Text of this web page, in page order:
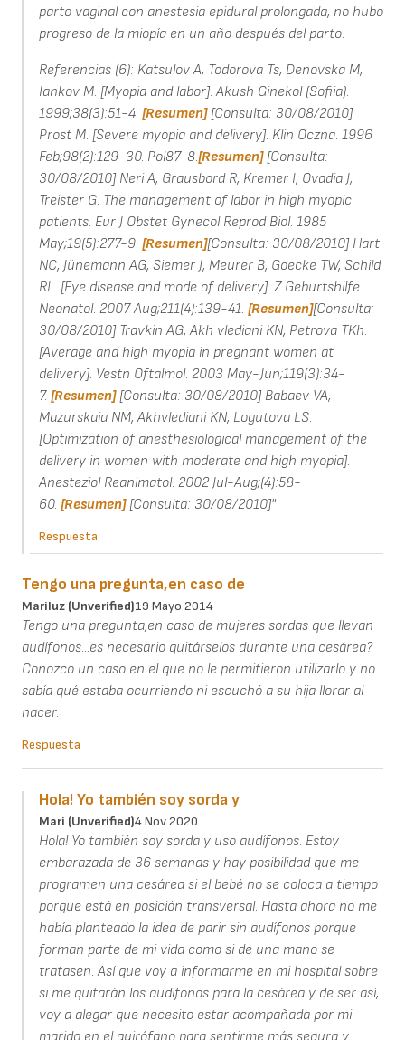
parto vaginal con anestesia epidural prolongada, no hubo
progreso de la miopía en un año después del parto.
Referencias (6): Katsulov A, Todorova Ts, Denovska M,
Iankov M. [Myopia and labor]. Akush Ginekol (Sofiia).
1999;38(3):51-4. [Resumen][Consulta: 30/08/2010]
Prost M. [Severe myopia and delivery]. Klin Oczna. 1996
Feb;98(2):129-30. Pol87-8.[Resumen][Consulta:
30/08/2010] Neri A, Grausbord R, Kremer I, Ovadia J,
Treister G. The management of labor in high myopic
patients. Eur J Obstet Gynecol Reprod Biol. 1985
May;19(5):277-9. [Resumen][Consulta: 30/08/2010] Hart
NC, Jünemann AG, Siemer J, Meurer B, Goecke TW, Schild
RL. [Eye disease and mode of delivery]. Z Geburtshilfe
Neonatol. 2007 Aug;211(4):139-41. [Resumen][Consulta:
30/08/2010] Travkin AG, Akh vlediani KN, Petrova TKh.
[Average and high myopia in pregnant women at
delivery]. Vestn Oftalmol. 2003 May-Jun;119(3):34-
7. [Resumen][Consulta: 30/08/2010] Babaev VA,
Mazurskaia NM, Akhvlediani KN, Logutova LS.
[Optimization of anesthesiological management of the
delivery in women with moderate and high myopia].
Anesteziol Reanimatol. 2002 Jul-Aug;(4):58-
60. [Resumen][Consulta: 30/08/2010]"
Respuesta
Tengo una pregunta,en caso de
Mariluz (unverified)19 Mayo 2014
Tengo una pregunta,en caso de mujeres sordas que llevan
audífonos...es necesario quitárselos durante una cesárea?
Conozco un caso en el que no le permitieron utilizarlo y no
sabía qué estaba ocurriendo ni escuchó a su hija llorar al
nacer.
Respuesta
Hola! Yo también soy sorda y
Mari (unverified)4 Nov 2020
Hola! Yo también soy sorda y uso audífonos. Estoy
embarazada de 36 semanas y hay posibilidad que me
programen una cesárea si el bebé no se coloca a tiempo
porque está en posición transversal. Hasta ahora no me
había planteado la idea de parir sin audífonos porque
forman parte de mi vida como si de una mano se
tratasen. Así que voy a informarme en mi hospital sobre
si me quitarán los audífonos para la cesárea y de ser así,
voy a alegar que necesito estar acompañada por mi